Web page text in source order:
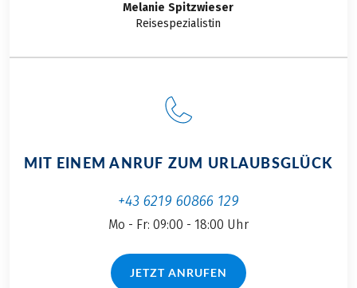
Melanie Spitzwieser
Reisespezialistin
MIT EINEM ANRUF ZUM URLAUBSGLÜCK
+43 6219 60866 129
Mo - Fr: 09:00 - 18:00 Uhr
JETZT ANRUFEN(LINK ÖFFNET IN NEUEM TAB)